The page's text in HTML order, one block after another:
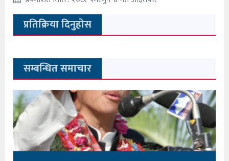
प्रतिक्रिया दिनुहोस
सम्बन्धित समाचार